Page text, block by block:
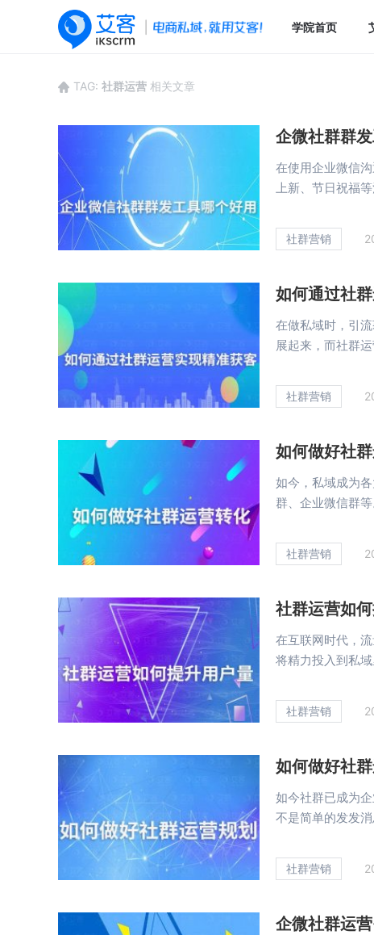
学院首页
TAG: 社群运营 相关文章
企微社群群
在使用企业微信
上新、节日祝福
社群营销
如何通过社
在做私域时，引
展起来，而社群
社群营销
如何做好社
如今，私域成为
群、企业微信群
社群营销
社群运营如
在互联网时代，
将精力投入到私
社群营销
如何做好社
如今社群已成为
不是简单的发发
社群营销
企微社群运